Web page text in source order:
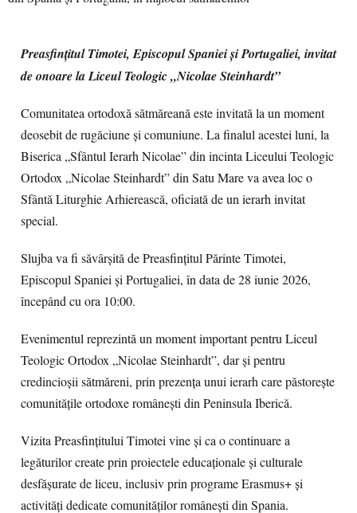
Preasfințitul Timotei, Episcopul Spaniei și Portugaliei, invitat
de onoare la Liceul Teologic „Nicolae Steinhardt”
Comunitatea ortodoxă sătmăreană este invitată la un moment
deosebit de rugăciune și comuniune. La finalul acestei luni, la
Biserica „Sfântul Ierarh Nicolae” din incinta Liceului Teologic
Ortodox „Nicolae Steinhardt” din Satu Mare va avea loc o
Sfântă Liturghie Arhierească, oficiată de un ierarh invitat
special.
Slujba va fi săvârșită de Preasfințitul Părinte Timotei,
Episcopul Spaniei și Portugaliei, în data de 28 iunie 2026,
începând cu ora 10:00.
Evenimentul reprezintă un moment important pentru Liceul
Teologic Ortodox „Nicolae Steinhardt”, dar și pentru
credincioșii sătmăreni, prin prezența unui ierarh care păstorește
comunitățile ortodoxe românești din Peninsula Iberică.
Vizita Preasfințitului Timotei vine și ca o continuare a
legăturilor create prin proiectele educaționale și culturale
desfășurate de liceu, inclusiv prin programe Erasmus+ și
activități dedicate comunităților românești din Spania.